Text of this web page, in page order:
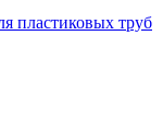
пластиковых труб